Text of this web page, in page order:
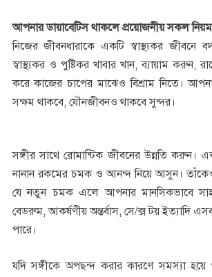
আপনার ডায়াবেটিস থাকলে প্রয়োজনীয় সকল
নিজের জীবনধারাকে একটি স্বাস্থ্যকর জীবনে
স্বাস্থ্যকর ও পুষ্টিকর খাবার খান, ব্যায়াম করুন,
করে কাজের চাপের মাঝেও বিশ্রাম নিতে।
সক্ষম থাকবে, যৌনজীবনও থাকবে সুন্দর।
সঙ্গীর সাথে রোমান্টিক জীবনের উন্নতি করুন।
নানান রকমের চমক ও আনন্দ নিয়ে আসুন।
যে নতুন চমক এলে আপনার মানসিকভাবে
বেডরুম, আকর্ষণীয় অন্তর্বাস, সে/ক্স টয় ইত্যাদি
পারে।
যদি সঙ্গীকে অপছন্দ করার কারণে সমস্যা হয়ে